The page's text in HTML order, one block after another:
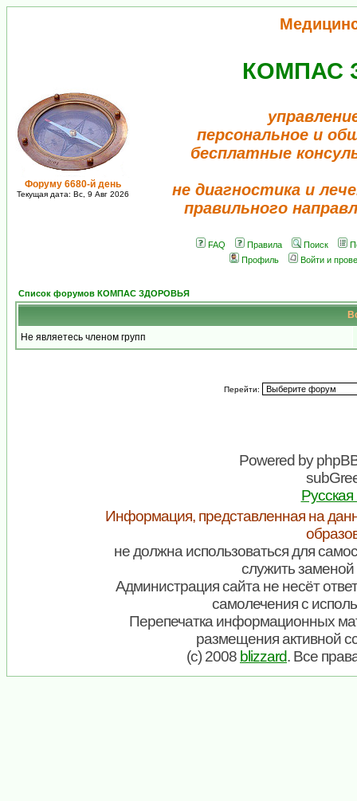
Форуму 6680-й день
Текущая дата: Вс, 9 Авг 2026
КОМПАС
персональное и
бесплатные
не диагностика и
правильного
FAQ Правила Поиск
Профиль
Войти и
Список форумов КОМПАС ЗДОРОВЬЯ
Не являетесь членом групп
Перейти:
Powered by
Информация, представленная на
не должна использоваться для
служить заменой
Администрация сайта не несёт
самолечения с
Перепечатка информационных
размещения активной
(c) 2008 blizzard. Все